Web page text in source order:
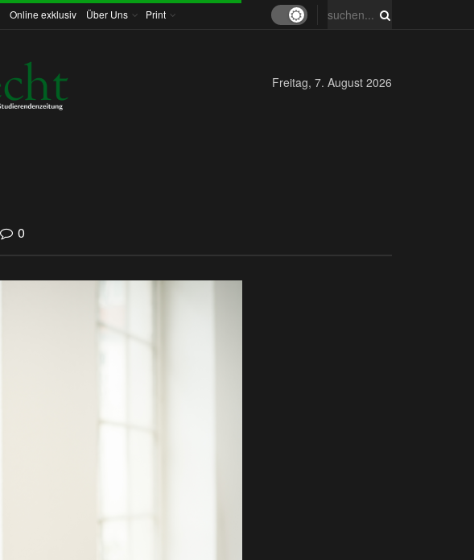
Online exklusiv Über Uns Print
Freitag, 7. August 2026
0